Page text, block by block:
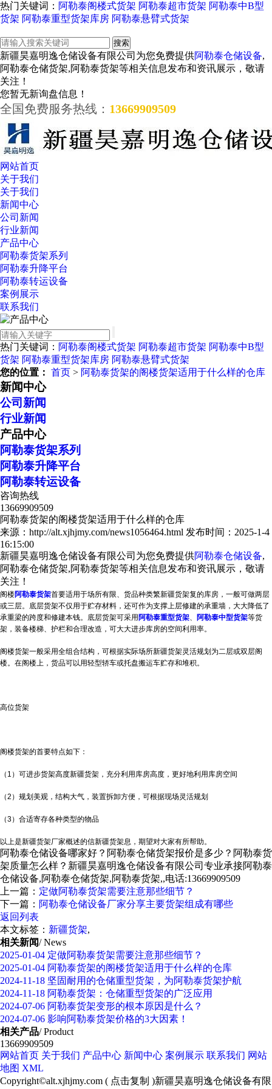
热门关键词： 阿勒泰阁楼式货架 阿勒泰超市货架 阿勒泰中B型
货架 阿勒泰重型货架库房 阿勒泰悬臂式货架
新疆昊嘉明逸仓储设备有限公司为您免费提供阿勒泰仓储设备,
阿勒泰仓储货架,阿勒泰货架等相关信息发布和资讯展示，敬请
关注！
您暂无新询盘信息！
全国免费服务热线： 13669909509
网站首页
关于我们
关于我们
新闻中心
公司新闻
行业新闻
产品中心
阿勒泰货架系列
阿勒泰升降平台
阿勒泰转运设备
案例展示
联系我们
热门关键词： 阿勒泰阁楼式货架 阿勒泰超市货架 阿勒泰中B型
货架 阿勒泰重型货架库房 阿勒泰悬臂式货架
您的位置： 首页 > 阿勒泰货架的阁楼货架适用于什么样的仓库
新闻中心
公司新闻
行业新闻
产品中心
阿勒泰货架系列
阿勒泰升降平台
阿勒泰转运设备
咨询热线
13669909509
阿勒泰货架的阁楼货架适用于什么样的仓库
来源：http://alt.xjhjmy.com/news1056464.html 发布时间：2025-1-4
16:15:00
新疆昊嘉明逸仓储设备有限公司为您免费提供阿勒泰仓储设备,
阿勒泰仓储货架,阿勒泰货架等相关信息发布和资讯展示，敬请
关注！
阁楼阿勒泰货架首要适用于场所有限、货品种类繁新疆货架复的库房，一般可做两层
或三层。底层货架不仅用于贮存材料，还可作为支撑上层修建的承重墙，大大降低了
承重梁的跨度和修建本钱。底层货架可采用 阿勒泰重型货架、 阿勒泰中型货架等货
架，装备楼梯、护栏和合理改造，可大大进步库房的空间利用率。
阁楼货架一般采用全组合结构，可根据实际场所新疆货架灵活规划为二层或双层阁
楼。在阁楼上，货品可以用轻型轿车或托盘搬运车贮存和堆积。
高位货架
阁楼货架的首要特点如下：
（1）可进步货架高度新疆货架 ，充分利用库房高度，更好地利用库房空间
（2）规划美观，结构大气，装置拆卸方便，可根据现场灵活规划
（3）合适寄存各种类型的物品
以上是新疆货架厂家概述的信新疆货架息，期望对大家有所帮助。
阿勒泰仓储设备哪家好？阿勒泰仓储货架报价是多少？阿勒泰货
架质量怎么样？新疆昊嘉明逸仓储设备有限公司专业承接阿勒泰
仓储设备,阿勒泰仓储货架,阿勒泰货架,,电话:13669909509
上一篇： 定做阿勒泰货架需要注意那些细节？
下一篇： 阿勒泰仓储设备厂家分享主要货架组成有哪些
返回列表
本文标签： 新疆货架,
相关新闻/ News
2025-01-04 定做阿勒泰货架需要注意那些细节？
2025-01-04 阿勒泰货架的阁楼货架适用于什么样的仓库
2024-11-18 坚固耐用的仓储重型货架，为阿勒泰货架护航
2024-11-18 阿勒泰货架：仓储重型货架的广泛应用
2024-07-06 阿勒泰货架变形的根本原因是什么？
2024-07-06 影响阿勒泰货架价格的3大因素！
相关产品/ Product
13669909509
网站首页 关于我们 产品中心 新闻中心 案例展示 联系我们 网站
地图 XML
Copyright©alt.xjhjmy.com ( 点击复制 )新疆昊嘉明逸仓储设备有限